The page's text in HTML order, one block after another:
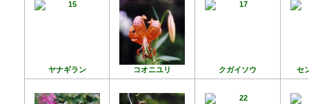
ヤナギラン コオニユリ クガイソウ セ